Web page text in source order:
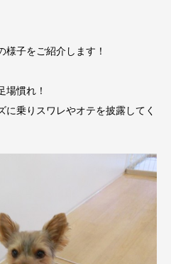
様子をご紹介します！
場慣れ！
乗りスワレやオテを披露してく